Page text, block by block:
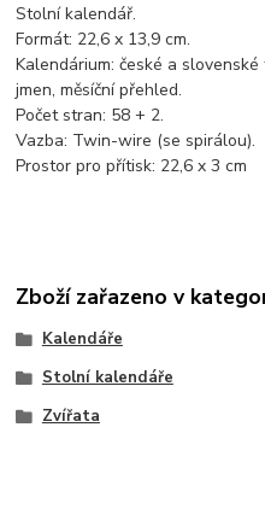
Stolní kalendář.
Formát: 22,6 x 13,9 cm.
Kalendárium: české a
jmen, měsíční přehled.
Počet stran: 58 + 2.
Vazba: Twin-wire (se spirálou).
Prostor pro přítisk: 22,6 x 3 cm
Zboží zařazeno v
Kalendáře
Stolní kalendáře
Zvířata